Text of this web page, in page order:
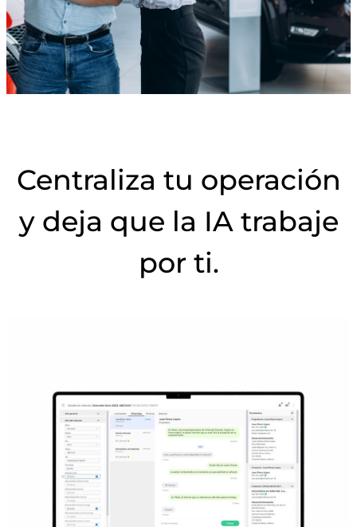
Centraliza tu operación
y deja que la IA trabaje
por ti.